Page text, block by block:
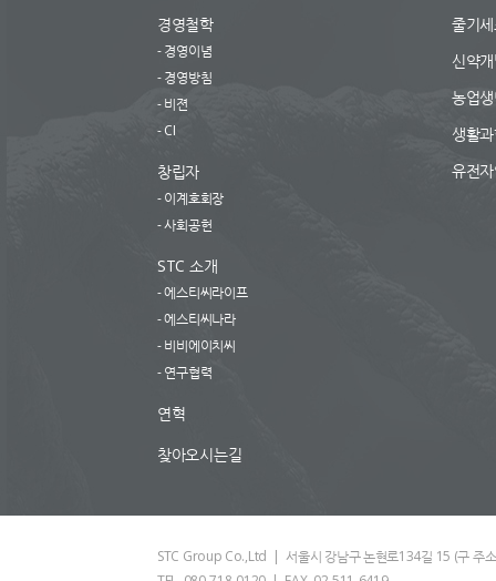
경영철학
경영이념
경영방침
비젼
CI
창립자
이계호회장
사회공헌
STC 소개
에스티씨라이프
에스티씨나라
비비에이치씨
연구협력
연혁
찾아오시는길
줄기
신약
농업
생활
유전
STC Group Co.,Ltd | 서울시 강남구 논현로134길 15 (구 주